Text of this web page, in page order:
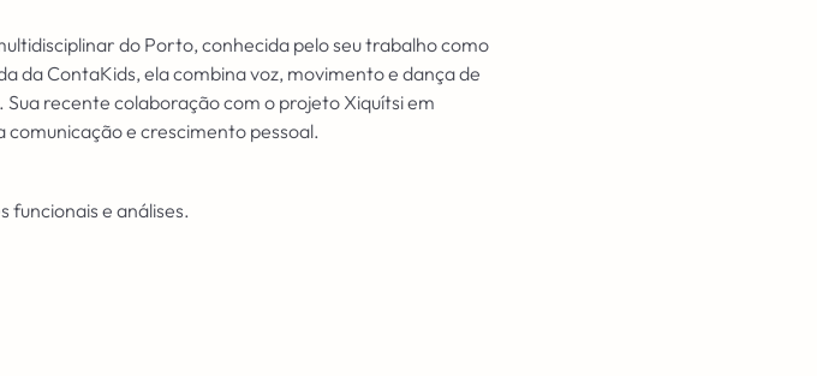
do Porto, conhecida pelo seu trabalho como
ContaKids, ela combina voz, movimento e dança de
recente colaboração com o projeto Xiquítsi em
e crescimento pessoal.
funcionais e análises.